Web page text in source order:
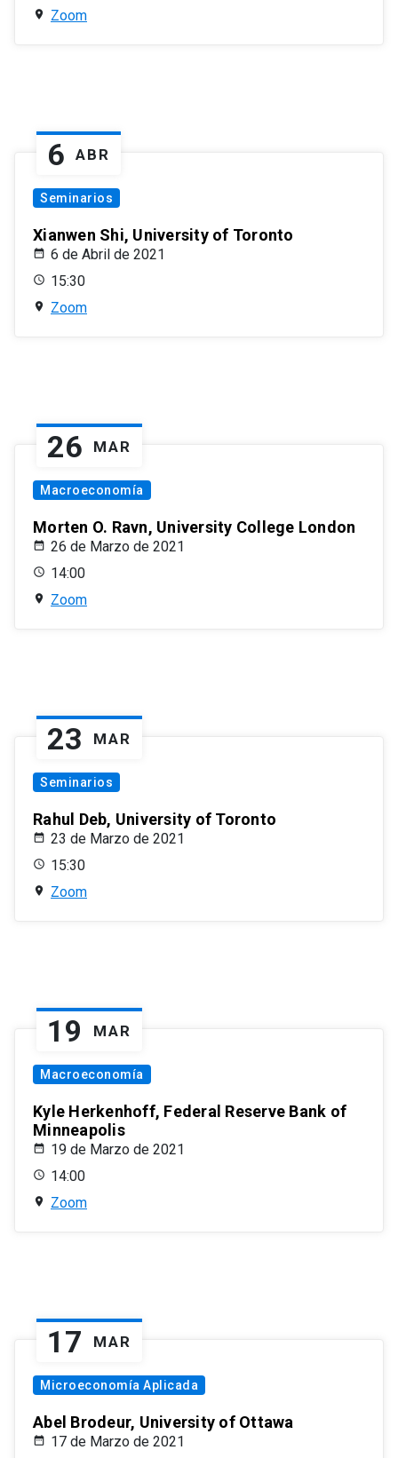
Zoom
6 ABR
Seminarios
Xianwen Shi, University of Toronto
6 de Abril de 2021
15:30
Zoom
26 MAR
Macroeconomía
Morten O. Ravn, University College London
26 de Marzo de 2021
14:00
Zoom
23 MAR
Seminarios
Rahul Deb, University of Toronto
23 de Marzo de 2021
15:30
Zoom
19 MAR
Macroeconomía
Kyle Herkenhoff, Federal Reserve Bank of
Minneapolis
19 de Marzo de 2021
14:00
Zoom
17 MAR
Microeconomía Aplicada
Abel Brodeur, University of Ottawa
17 de Marzo de 2021